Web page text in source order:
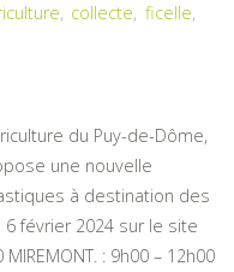
, collecte, ficelle,
du Puy-de-Dôme,
une nouvelle
à destination des
6 février 2024 sur le site
: 9h00 – 12h00